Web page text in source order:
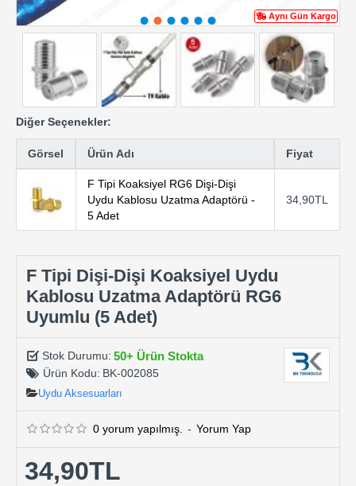
Aynı Gün Kargo
Diğer Seçenekler:
Görsel Ürün Adı Fiyat
F Tipi Koaksiyel RG6 Dişi-Dişi
Uydu Kablosu Uzatma Adaptörü -
5 Adet
34,90TL
F Tipi Dişi-Dişi Koaksiyel Uydu
Kablosu Uzatma Adaptörü RG6
Uyumlu (5 Adet)
Stok Durumu: 50+ Ürün Stokta
Ürün Kodu: BK-002085
Uydu Aksesuarları
0 yorum yapılmış. - Yorum Yap
34,90TL